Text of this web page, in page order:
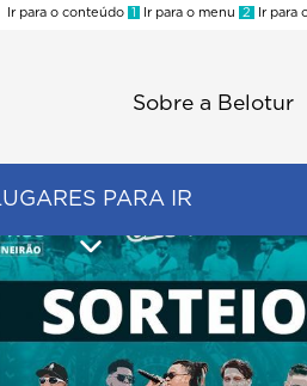
Ir para o conteúdo 1 Ir para o menu 2 Ir para
Sobre a Belotur
PARA IR